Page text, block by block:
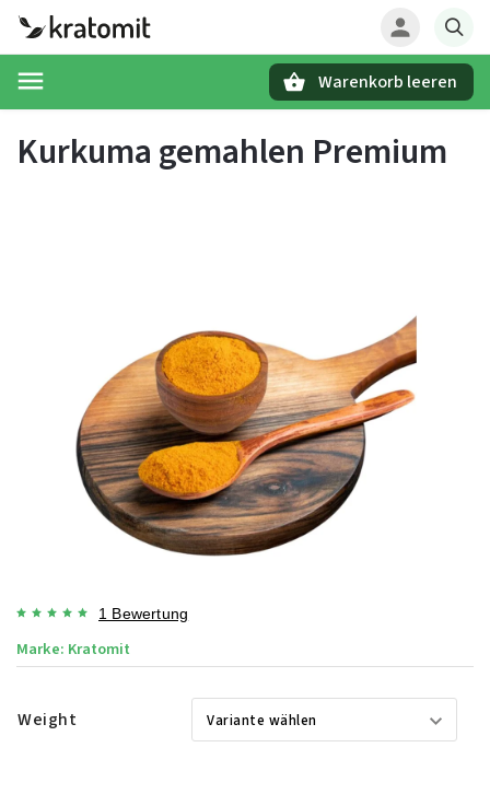
Warenkorb leeren
Kurkuma gemahlen Premium
1 Bewertung
Marke: Kratomit
Weight